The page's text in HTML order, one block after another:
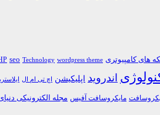
seo Technology wordpress theme های کامپیوتری
اندروید اپلیکیشن اچ تی ام ال
مایکروسافت آفیس مجله الکترونیکی